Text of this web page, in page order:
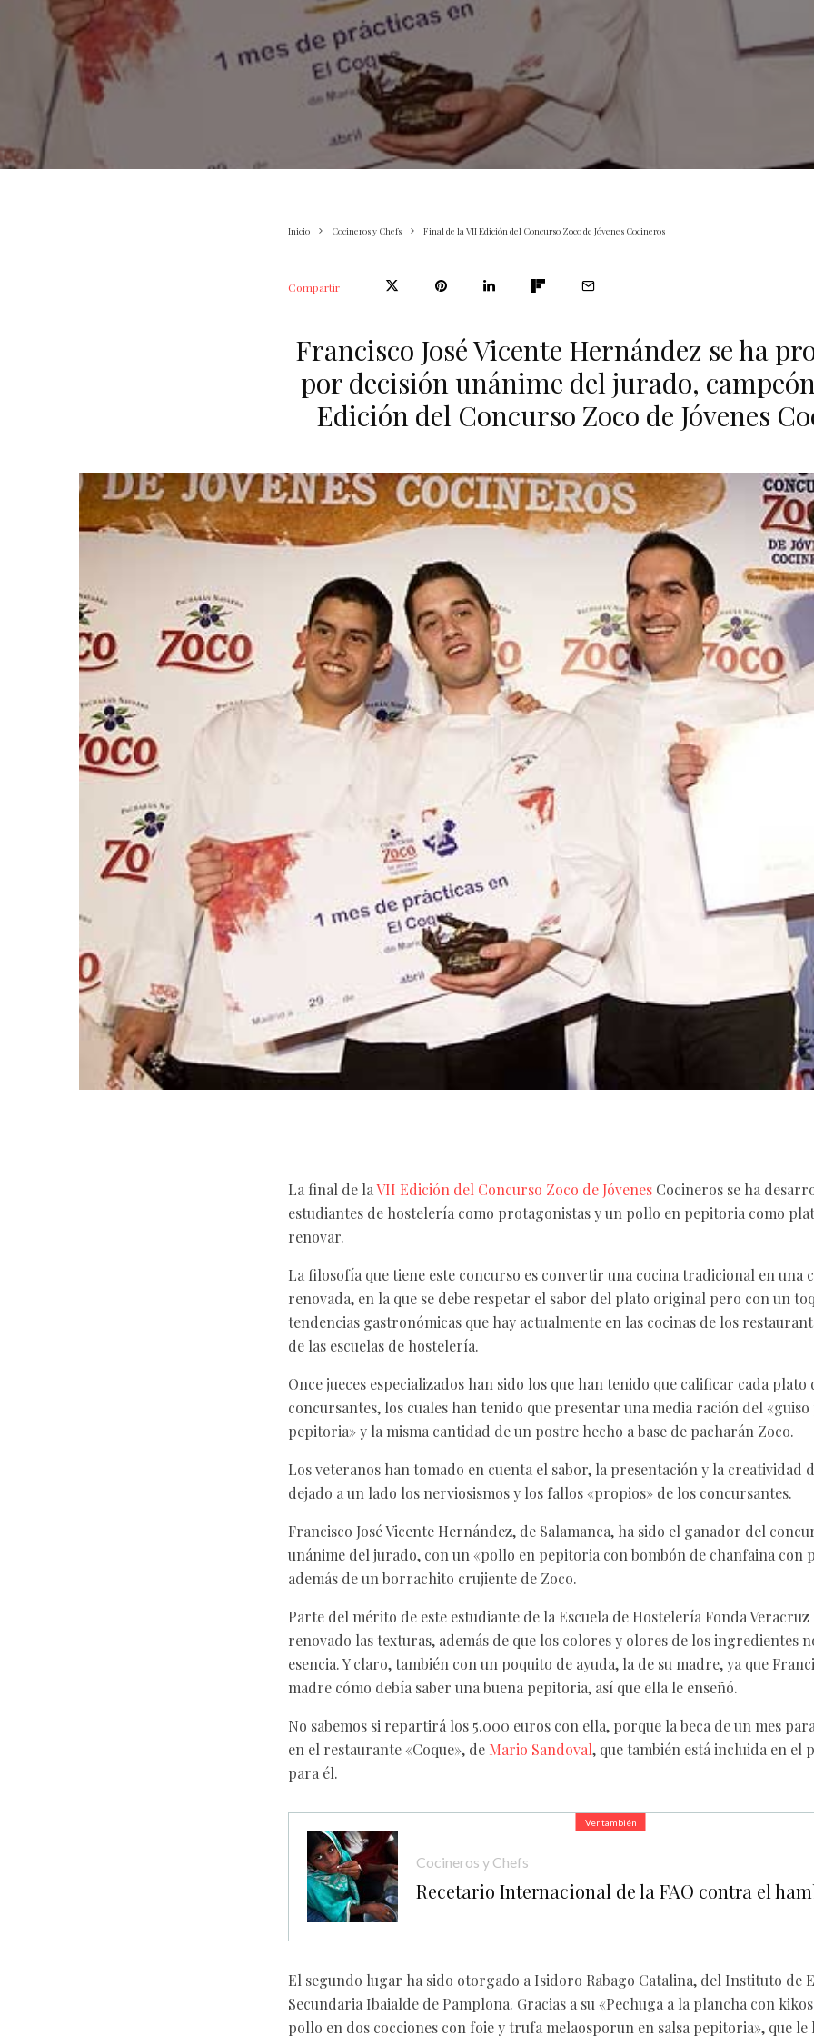
Inicio Cocineros y Chefs Final de la VII Edición del Concurso Zoco de Jóvenes Cocineros
Compartir
Francisco José Vicente Hernández se ha
por decisión unánime del jurado,
Edición del Concurso Zoco de Jóvenes
La final de laVII Edición del Concurso Zoco de Jóvenes Cocineros se ha
estudiantes de hostelería como protagonistas y un pollo en pepitoria como
renovar.
La filosofía que tiene este concurso es convertir una cocina tradicional en una
renovada, en la que se debe respetar el sabor del plato original pero con un
tendencias gastronómicas que hay actualmente en las cocinas de los
de las escuelas de hostelería.
Once jueces especializados han sido los que han tenido que calificar cada plato
concursantes, los cuales han tenido que presentar una media ración del
pepitoria» y la misma cantidad de un postre hecho a base de pacharán Zoco.
Los veteranos han tomado en cuenta el sabor, la presentación y la creatividad
dejado a un lado los nerviosismos y los fallos «propios» de los concursantes.
Francisco José Vicente Hernández, de Salamanca, ha sido el ganador del
unánime del jurado, con un «pollo en pepitoria con bombón de chanfaina con
además de un borrachito crujiente de Zoco.
Parte del mérito de este estudiante de la Escuela de Hostelería Fonda Veracruz
renovado las texturas, además de que los colores y olores de los ingredientes
esencia. Y claro, también con un poquito de ayuda, la de su madre, ya que
madre cómo debía saber una buena pepitoria, así que ella le enseñó.
No sabemos si repartirá los 5.000 euros con ella, porque la beca de un mes
en el restaurante «Coque», de Mario Sandoval, que también está incluida en el
para él.
Ver también
Cocineros y Chefs
Recetario Internacional de la FAO contra el
El segundo lugar ha sido otorgado a Isidoro Rabago Catalina, del Instituto de
Secundaria Ibaialde de Pamplona. Gracias a su «Pechuga a la plancha con
pollo en dos cocciones con foie y trufa melaosporun en salsa pepitoria», que